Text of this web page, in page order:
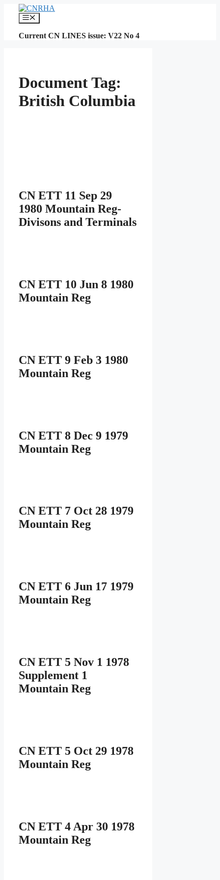
content
Menu
Current CN LINES issue: V22 No 4
Document Tag:
British Columbia
CN ETT 11 Sep 29
1980 Mountain Reg-
Divisons and Terminals
CN ETT 10 Jun 8 1980
Mountain Reg
CN ETT 9 Feb 3 1980
Mountain Reg
CN ETT 8 Dec 9 1979
Mountain Reg
CN ETT 7 Oct 28 1979
Mountain Reg
CN ETT 6 Jun 17 1979
Mountain Reg
CN ETT 5 Nov 1 1978
Supplement 1
Mountain Reg
CN ETT 5 Oct 29 1978
Mountain Reg
CN ETT 4 Apr 30 1978
Mountain Reg